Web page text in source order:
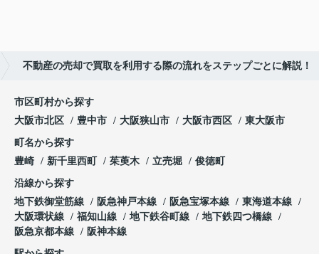
不動産の売却で買取を利用する際の流れをステップごとに解説！
市区町村から探す
大阪市北区
豊中市 大阪狭山市 大阪市西区 東大阪市
町名から探す
豊崎
新千里西町 茱萸木 立売堀 俊徳町
沿線から探す
地下鉄御堂筋線
阪急神戸本線 阪急宝塚本線
東海道本線
大阪環状線
福知山線 地下鉄谷町線
地下鉄四つ橋線
阪急京都本線
阪神本線